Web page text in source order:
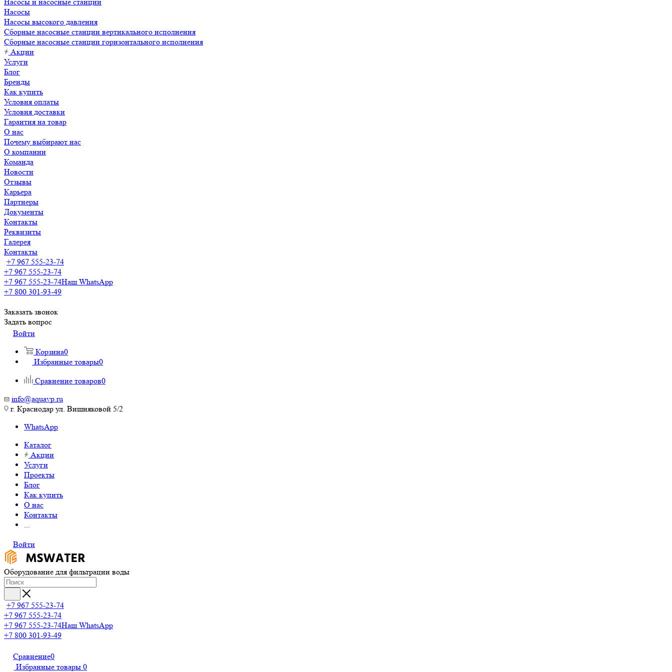
Насосы
Насосы высокого давления
Сборные насосные станции вертикального исполнения
Сборные насосные станции горизонтального исполнения
Акции
Услуги
Блог
Бренды
Как купить
Условия оплаты
Условия доставки
Гарантия на товар
О нас
Почему выбирают нас
О компании
Команда
Новости
Отзывы
Карьера
Партнеры
Документы
Контакты
Реквизиты
Галерея
Контакты
+7 967 555-23-74
+7 967 555-23-74
+7 967 555-23-74Наш WhatsApp
+7 800 301-93-49
Заказать звонок
Задать вопрос
Войти
Корзина0
Избранные товары0
Сравнение товаров0
info@aquavp.ru
г. Краснодар ул. Вишняковой 5/2
WhatsApp
Каталог
Акции
Услуги
Проекты
Блог
Как купить
О нас
Контакты
...
Войти
Оборудование для фильтрации воды
+7 967 555-23-74
+7 967 555-23-74
+7 967 555-23-74Наш WhatsApp
+7 800 301-93-49
Сравнение0
Избранные товары 0